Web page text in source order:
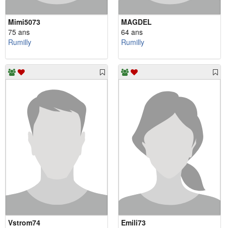
Mimi5073
75 ans
Rumilly
MAGDEL
64 ans
Rumilly
Vstrom74
Emili73